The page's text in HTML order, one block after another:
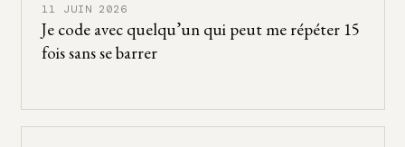
11 JUIN 2026
Je code avec quelqu’un qui peut me répéter 15
fois sans se barrer